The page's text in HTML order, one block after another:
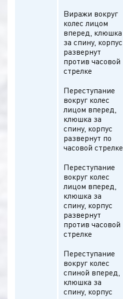
Виражи вокруг
колес лицом
вперед, клюшка
за спину, корпус
развернут
против часовой
стрелке
Переступание
вокруг колес
лицом вперед,
клюшка за
спину, корпус
развернут по
часовой стрелке
Переступание
вокруг колес
лицом вперед,
клюшка за
спину, корпус
развернут
против часовой
стрелке
Переступание
вокруг колес
спиной вперед,
клюшка за
спину, корпус